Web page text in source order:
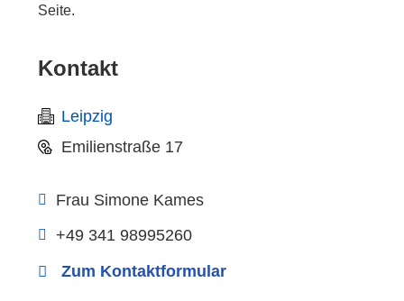
Seite.
Kontakt
Leipzig
Emilienstraße 17
Frau Simone Kames
+49 341 98995260
Zum Kontaktformular